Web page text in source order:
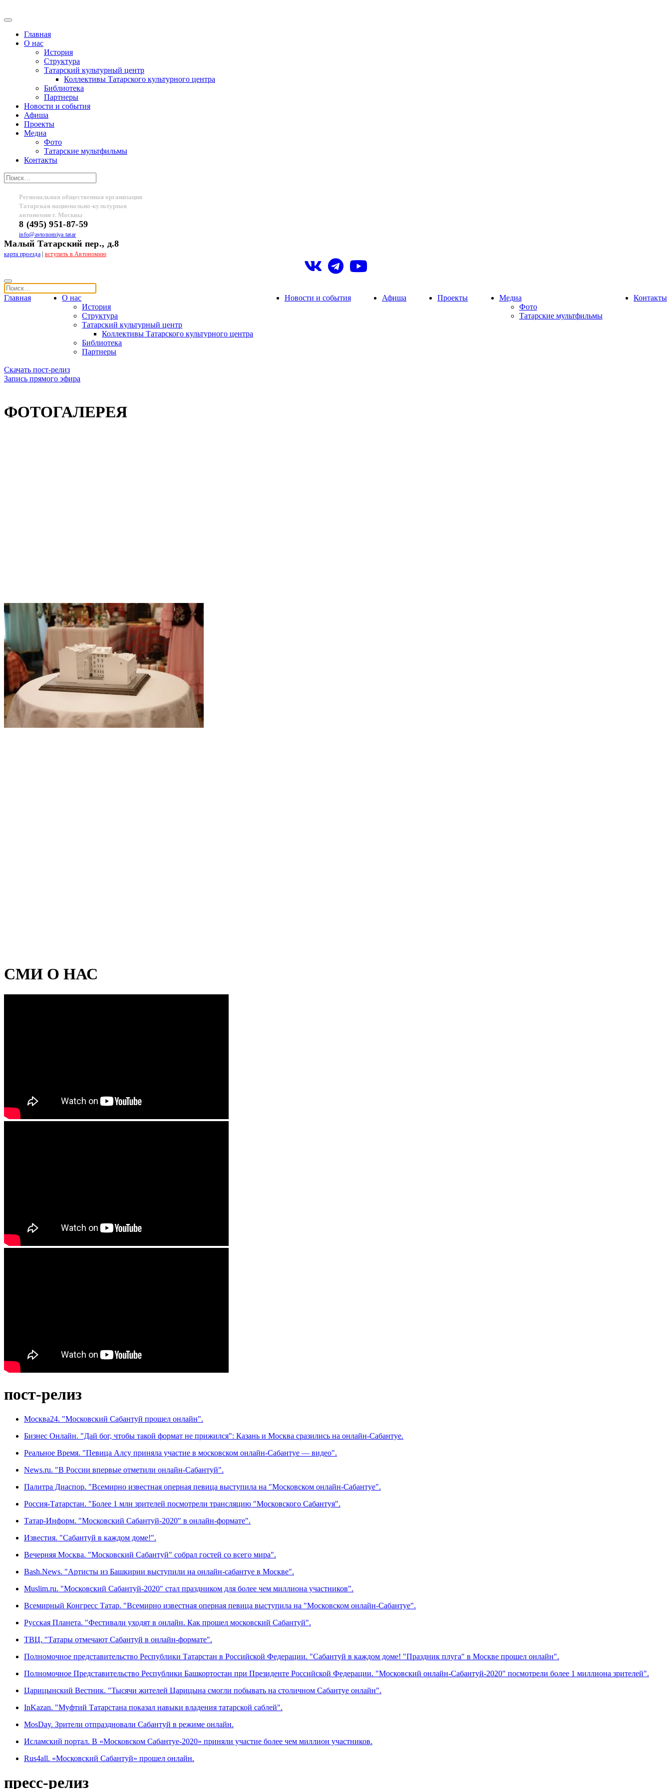
Главная
О нас
История
Структура
Татарский культурный центр
Коллективы Татарского культурного центра
Библиотека
Партнеры
Новости и события
Афиша
Проекты
Медиа
Фото
Татарские мультфильмы
Контакты
Региональная общественная организация
Татарская национально-культурная
автономия г. Москвы
8 (495) 951-87-59
info@avtonomiya.tatar
Малый Татарский пер., д.8
карта проезда| вступить в Автономию
Главная
О нас
История
Структура
Татарский культурный центр
Коллективы Татарского культурного центра
Библиотека
Партнеры
Новости и события Афиша Проекты
Медиа
Фото
Татарские мультфильмы
Контакты
Скачать пост-релиз
Запись прямого эфира
ФОТОГАЛЕРЕЯ
СМИ О НАС
пост-релиз
Москва24. "Московский Сабантуй прошел онлайн".
Бизнес Онлайн. "Дай бог, чтобы такой формат не прижился": Казань и Москва сразились на онлайн-Сабантуе.
Реальное Время. "Певица Алсу приняла участие в московском онлайн-Сабантуе — видео".
News.ru. "В России впервые отметили онлайн-Сабантуй".
Палитра Диаспор. "Всемирно известная оперная певица выступила на "Московском онлайн-Сабантуе".
Россия-Татарстан. "Более 1 млн зрителей посмотрели трансляцию "Московского Сабантуя".
Татар-Информ. "Московский Сабантуй-2020" в онлайн-формате".
Известия. "Сабантуй в каждом доме!".
Вечерняя Москва. "Московский Сабантуй" собрал гостей со всего мира".
Bash.News. "Артисты из Башкирии выступили на онлайн-сабантуе в Москве".
Muslim.ru. "Московский Сабантуй-2020" стал праздником для более чем миллиона участников".
Всемирный Конгресс Татар. "Всемирно известная оперная певица выступила на "Московском онлайн-Сабантуе".
Русская Планета. "Фестивали уходят в онлайн. Как прошел московский Сабантуй".
ТВЦ. "Татары отмечают Сабантуй в онлайн-формате".
Полномочное представительство Республики Татарстан в Российской Федерации. "Сабантуй в каждом доме! "Праздник плуга" в Москве прошел онлайн".
Полномочное Представительство Республики Башкортостан при Президенте Российской Федерации. "Московский онлайн-Сабантуй-2020" посмотрели более 1 миллиона зрителей".
Царицынский Вестник. "Тысячи жителей Царицына смогли побывать на столичном Сабантуе онлайн".
InKazan. "Муфтий Татарстана показал навыки владения татарской саблей".
MosDay. Зрители отпраздновали Сабантуй в режиме онлайн.
Исламский портал. В «Московском Сабантуе-2020» приняли участие более чем миллион участников.
Rus4all. «Московский Сабантуй» прошел онлайн.
пресс-релиз